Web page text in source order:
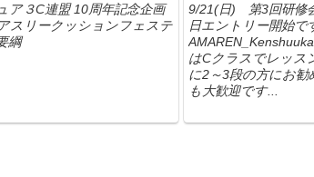
ア３C連盟 10周年記念企画
スリークッションフェステ
綱
9/21(日) 第3回研修
日エントリー開始で
はCクラスでレッス
に2～3段の方にお
も大歓迎です...